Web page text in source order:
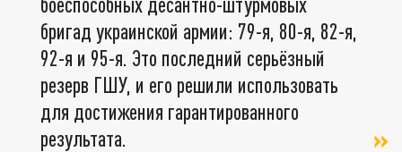
бригад украинской армии: 79-я, 80-я, 82-я,
92-я и 95-я. Это последний серьёзный
резерв ГШУ, и его решили использовать
для достижения гарантированного
результата.